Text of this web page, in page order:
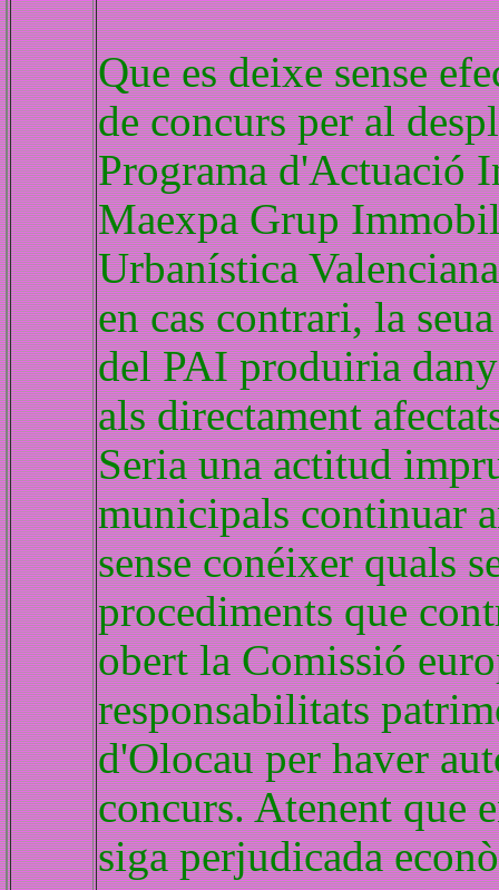
Que es deixe sense
de concurs per al
Programa d'Actuació
Maexpa Grup
Urbanística
en cas contrari, la
del PAI produiria
als directament
Seria una actitud
municipals continuar
sense conéixer quals
procediments que
obert la Comissió
responsabilitats
d'Olocau per haver
concurs. Atenent que
siga perjudicada